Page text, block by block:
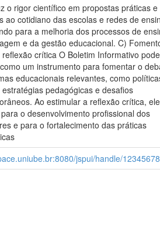
o rigor científico em propostas práticas e
ao cotidiano das escolas e redes de
para a melhoria dos processos de
e da gestão educacional. C)
crítica O Boletim Informativo
um instrumento para fomentar o
educacionais relevantes, como
pedagógicas e desafios
Ao estimular a reflexão crítica, ele
o desenvolvimento profissional dos
e para o fortalecimento das práticas
jspui/handle/